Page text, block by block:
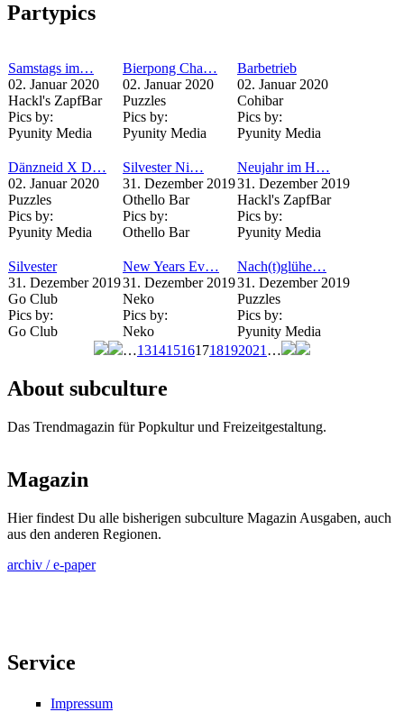
Partypics
Samstags im…
02. Januar 2020
Hackl's ZapfBar
Pics by:
Pyunity Media
Bierpong Cha…
02. Januar 2020
Puzzles
Pics by:
Pyunity Media
Barbetrieb
02. Januar 2020
Cohibar
Pics by:
Pyunity Media
Dänzneid X D…
02. Januar 2020
Puzzles
Pics by:
Pyunity Media
Silvester Ni…
31. Dezember 2019
Othello Bar
Pics by:
Othello Bar
Neujahr im H…
31. Dezember 2019
Hackl's ZapfBar
Pics by:
Pyunity Media
Silvester
31. Dezember 2019
Go Club
Pics by:
Go Club
New Years Ev…
31. Dezember 2019
Neko
Pics by:
Neko
Nach(t)glühe…
31. Dezember 2019
Puzzles
Pics by:
Pyunity Media
…131415161718192021 …
About subculture
Das Trendmagazin für Popkultur und Freizeitgestaltung.
Magazin
Hier findest Du alle bisherigen subculture Magazin Ausgaben, auch
aus den anderen Regionen.
archiv / e-paper
Service
Impressum